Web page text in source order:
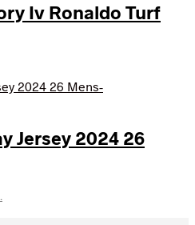
Iv Ronaldo Turf
Jersey 2024 26